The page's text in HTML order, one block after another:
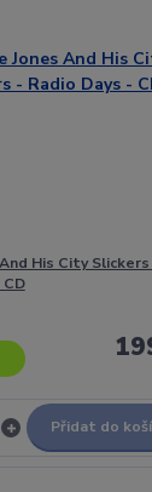
His City
Přidat do